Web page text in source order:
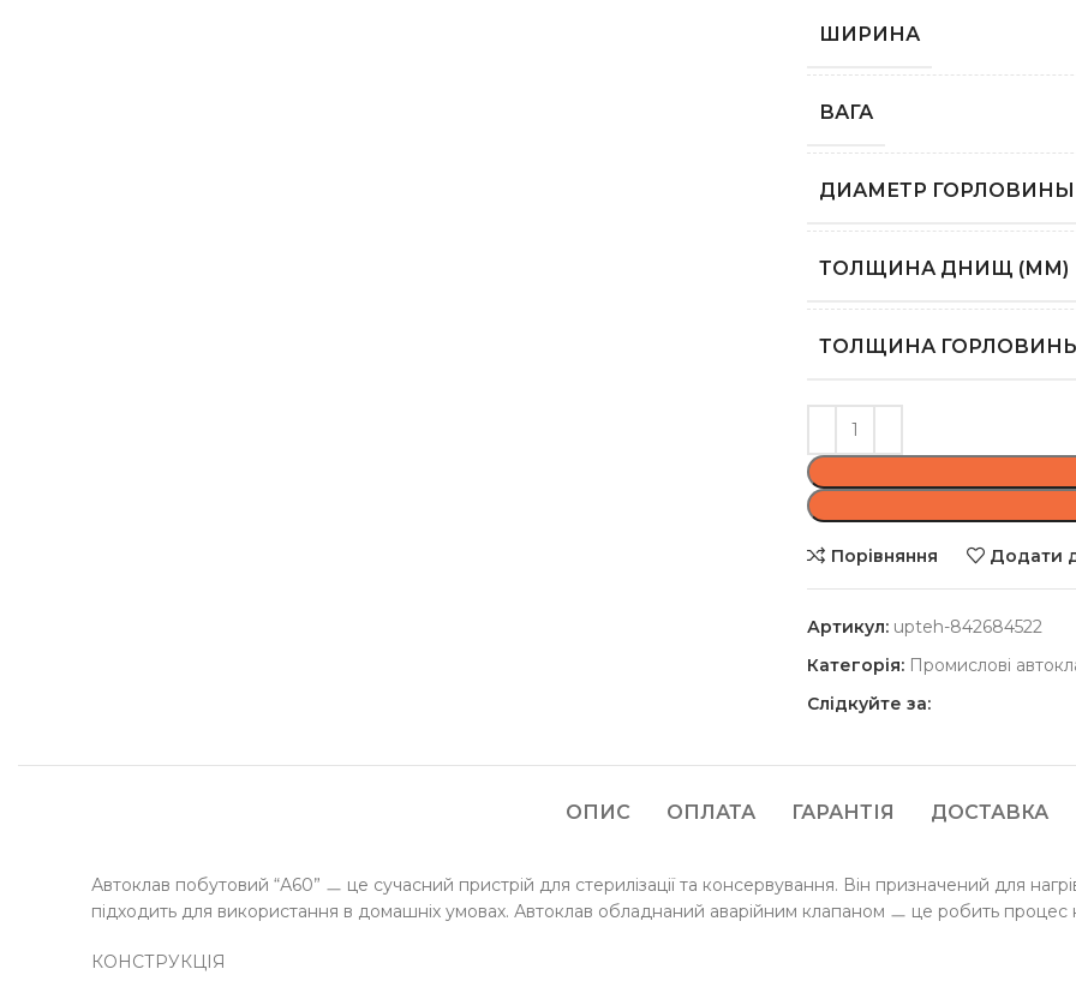
ШИРИНА
ВАГА
ДИАМЕТР
ТОЛЩИНА ДНИЩ (ММ)
ТОЛЩИНА
Порівняння Додати
Артикул: upteh-842684522
Категорія: Промислові
Слідкуйте за:
ОПИС ОПЛАТА ГАРАНТІЯ ДОСТАВКА
Автоклав побутовий “А60” ㅡ це сучасний пристрій для стерилізації та консервування. Він призначений для
підходить для використання в домашніх умовах. Автоклав обладнаний аварійним клапаном ㅡ це робить
КОНСТРУКЦІЯ